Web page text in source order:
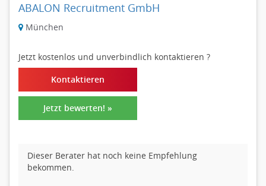
ABALON Recruitment GmbH
München
Jetzt kostenlos und unverbindlich kontaktieren ?
Kontaktieren
Jetzt bewerten! »
Dieser Berater hat noch keine Empfehlung
bekommen.